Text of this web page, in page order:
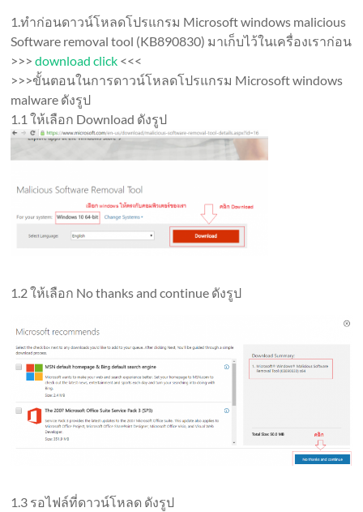
1.ทำก่อนดาวน์โหลดโปรแกรม Microsoft windows malicious
Software removal tool (KB890830) มาเก็บไว้ในเครื่องเราก่อน
>>>download click <<<
>>>ขั้นตอนในการดาวน์โหลดโปรแกรม Microsoft windows
malware ดังรูป
1.1 ให้เลือก Download ดังรูป
1.2 ให้เลือก No thanks and continue ดังรูป
1.3 รอไฟล์ที่ดาวน์โหลด ดังรูป